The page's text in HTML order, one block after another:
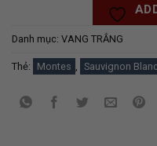
Danh mục: VANG TRẮNG
Thẻ: Montes , Sauvignon Blanc